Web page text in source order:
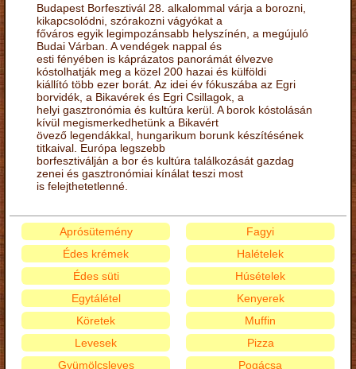
Budapest Borfesztivál 28. alkalommal várja a borozni,
kikapcsolódni, szórakozni vágyókat a
főváros egyik legimpozánsabb helyszínén, a megújuló
Budai Várban. A vendégek nappal és
esti fényében is káprázatos panorámát élvezve
kóstolhatják meg a közel 200 hazai és külföldi
kiállító több ezer borát. Az idei év fókuszába az Egri
borvidék, a Bikavérek és Egri Csillagok, a
helyi gasztronómia és kultúra kerül. A borok kóstolásán
kívül megismerkedhetünk a Bikavért
övező legendákkal, hungarikum borunk készítésének
titkaival. Európa legszebb
borfesztiválján a bor és kultúra találkozását gazdag
zenei és gasztronómiai kínálat teszi most
is felejthetetlenné.
Aprósütemény
Édes krémek
Édes süti
Egytálétel
Fagyi
Halételek
Húsételek
Kenyerek
Köretek
Levesek
Gyümölcsleves
Muffin
Pizza
Pogácsa